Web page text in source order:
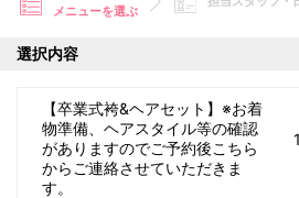
メニューを選ぶ
選択内容
【卒業式袴&ヘアセット】※お着
物準備、ヘアスタイル等の確認
がありますのでご予約後こちら
からご連絡させていただきま
す。